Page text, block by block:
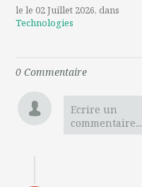
le le 02 Juillet 2026, dans
Technologies
0 Commentaire
Ecrire un
commentaire...